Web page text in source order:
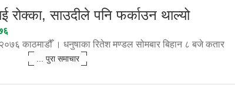
रोक्का, साउदीले पनि फर्काउन थाल्यो
काठमाडौँ । धनुषाका रितेश मण्डल सोमबार बिहान ८ बजे कतार
... पुरा समाचार